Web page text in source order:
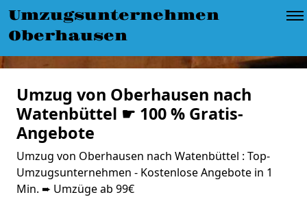
Umzugsunternehmen
Oberhausen
Umzug von Oberhausen nach
Watenbüttel ☛ 100 % Gratis-
Angebote
Umzug von Oberhausen nach Watenbüttel : Top-
Umzugsunternehmen - Kostenlose Angebote in 1
Min. ➨ Umzüge ab 99€